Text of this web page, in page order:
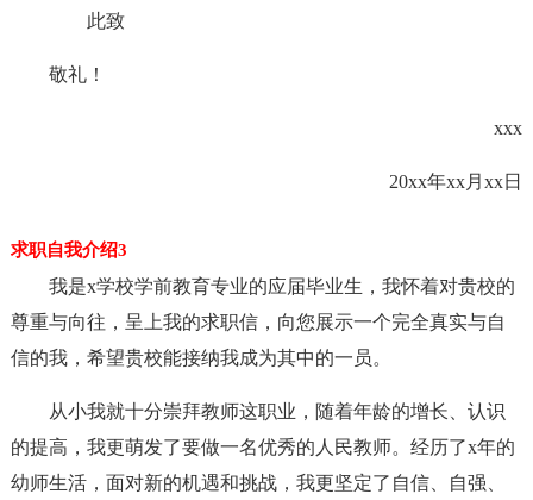
此致
敬礼！
xxx
20xx年xx月xx日
求职自我介绍3
我是x学校学前教育专业的应届毕业生，我怀着对贵校的
尊重与向往，呈上我的求职信，向您展示一个完全真实与自
信的我，希望贵校能接纳我成为其中的一员。
从小我就十分崇拜教师这职业，随着年龄的增长、认识
的提高，我更萌发了要做一名优秀的人民教师。经历了x年的
幼师生活，面对新的机遇和挑战，我更坚定了自信、自强、